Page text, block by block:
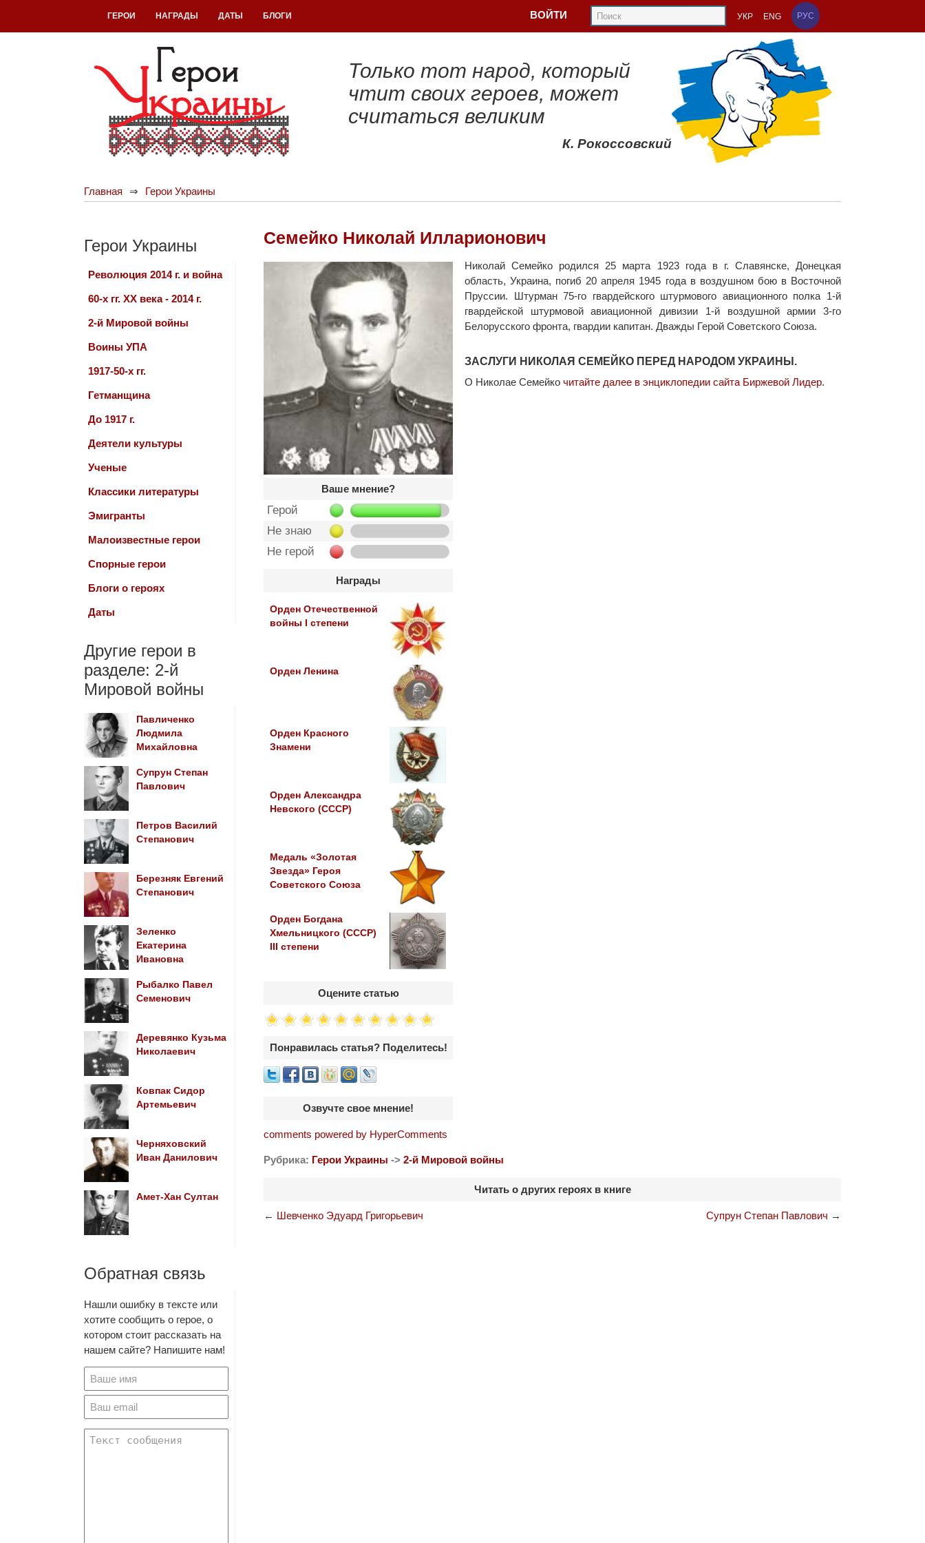
ГЕРОИ НАГРАДЫ ДАТЫ БЛОГИ ВОЙТИ УКР ENG РУС
Только тот народ, который
чтит своих героев, может
считаться великим
К. Рокоссовский
Главная Герои Украины
Семейко Николай Илларионович
Ваше мнение?
Герой
Не знаю
Не герой
Награды
Орден Отечественной
войны I степени
Орден Ленина
Орден Красного
Знамени
Орден Александра
Невского (СССР)
Медаль «Золотая
Звезда» Героя
Советского Союза
Орден Богдана
Хмельницкого (СССР)
III степени
Оцените статью
Понравилась статья? Поделитесь!
Озвучте свое мнение!
comments powered by HyperComments
Николай Семейко родился 25 марта 1923 года в г. Славянске, Донецкая
область, Украина, погиб 20 апреля 1945 года в воздушном бою в Восточной
Пруссии. Штурман 75-го гвардейского штурмового авиационного полка 1-й
гвардейской штурмовой авиационной дивизии 1-й воздушной армии 3-го
Белорусского фронта, гвардии капитан. Дважды Герой Советского Союза.
ЗАСЛУГИ НИКОЛАЯ СЕМЕЙКО ПЕРЕД НАРОДОМ УКРАИНЫ.
О Николае Семейко читайте далее в энциклопедии сайта Биржевой Лидер.
Рубрика: Герои Украины -> 2-й Мировой войны
Читать о других героях в книге
← Шевченко Эдуард Григорьевич Супрун Степан Павлович →
Герои Украины
Революция 2014 г. и война
60-х гг. ХХ века - 2014 г.
2-й Мировой войны
Воины УПА
1917-50-х гг.
Гетманщина
До 1917 г.
Деятели культуры
Ученые
Классики литературы
Эмигранты
Малоизвестные герои
Спорные герои
Блоги о героях
Даты
Другие герои в
разделе: 2-й
Мировой войны
Павличенко
Людмила
Михайловна
Супрун Степан
Павлович
Петров Василий
Степанович
Березняк Евгений
Степанович
Зеленко
Екатерина
Ивановна
Рыбалко Павел
Семенович
Деревянко Кузьма
Николаевич
Ковпак Сидор
Артемьевич
Черняховский
Иван Данилович
Амет-Хан Султан
Обратная связь
Нашли ошибку в тексте или
хотите сообщить о герое, о
котором стоит рассказать на
нашем сайте? Напишите нам!